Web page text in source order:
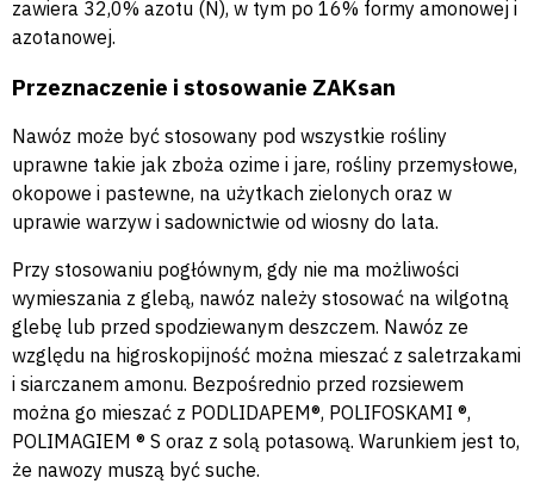
zawiera 32,0% azotu (N), w tym po 16% formy amonowej i
azotanowej.
Przeznaczenie i stosowanie ZAKsan
Nawóz może być stosowany pod wszystkie rośliny
uprawne takie jak zboża ozime i jare, rośliny przemysłowe,
okopowe i pastewne, na użytkach zielonych oraz w
uprawie warzyw i sadownictwie od wiosny do lata.
Przy stosowaniu pogłównym, gdy nie ma możliwości
wymieszania z glebą, nawóz należy stosować na wilgotną
glebę lub przed spodziewanym deszczem. Nawóz ze
względu na higroskopijność można mieszać z saletrzakami
i siarczanem amonu. Bezpośrednio przed rozsiewem
można go mieszać z PODLIDAPEM®, POLIFOSKAMI ®,
POLIMAGIEM ® S oraz z solą potasową. Warunkiem jest to,
że nawozy muszą być suche.